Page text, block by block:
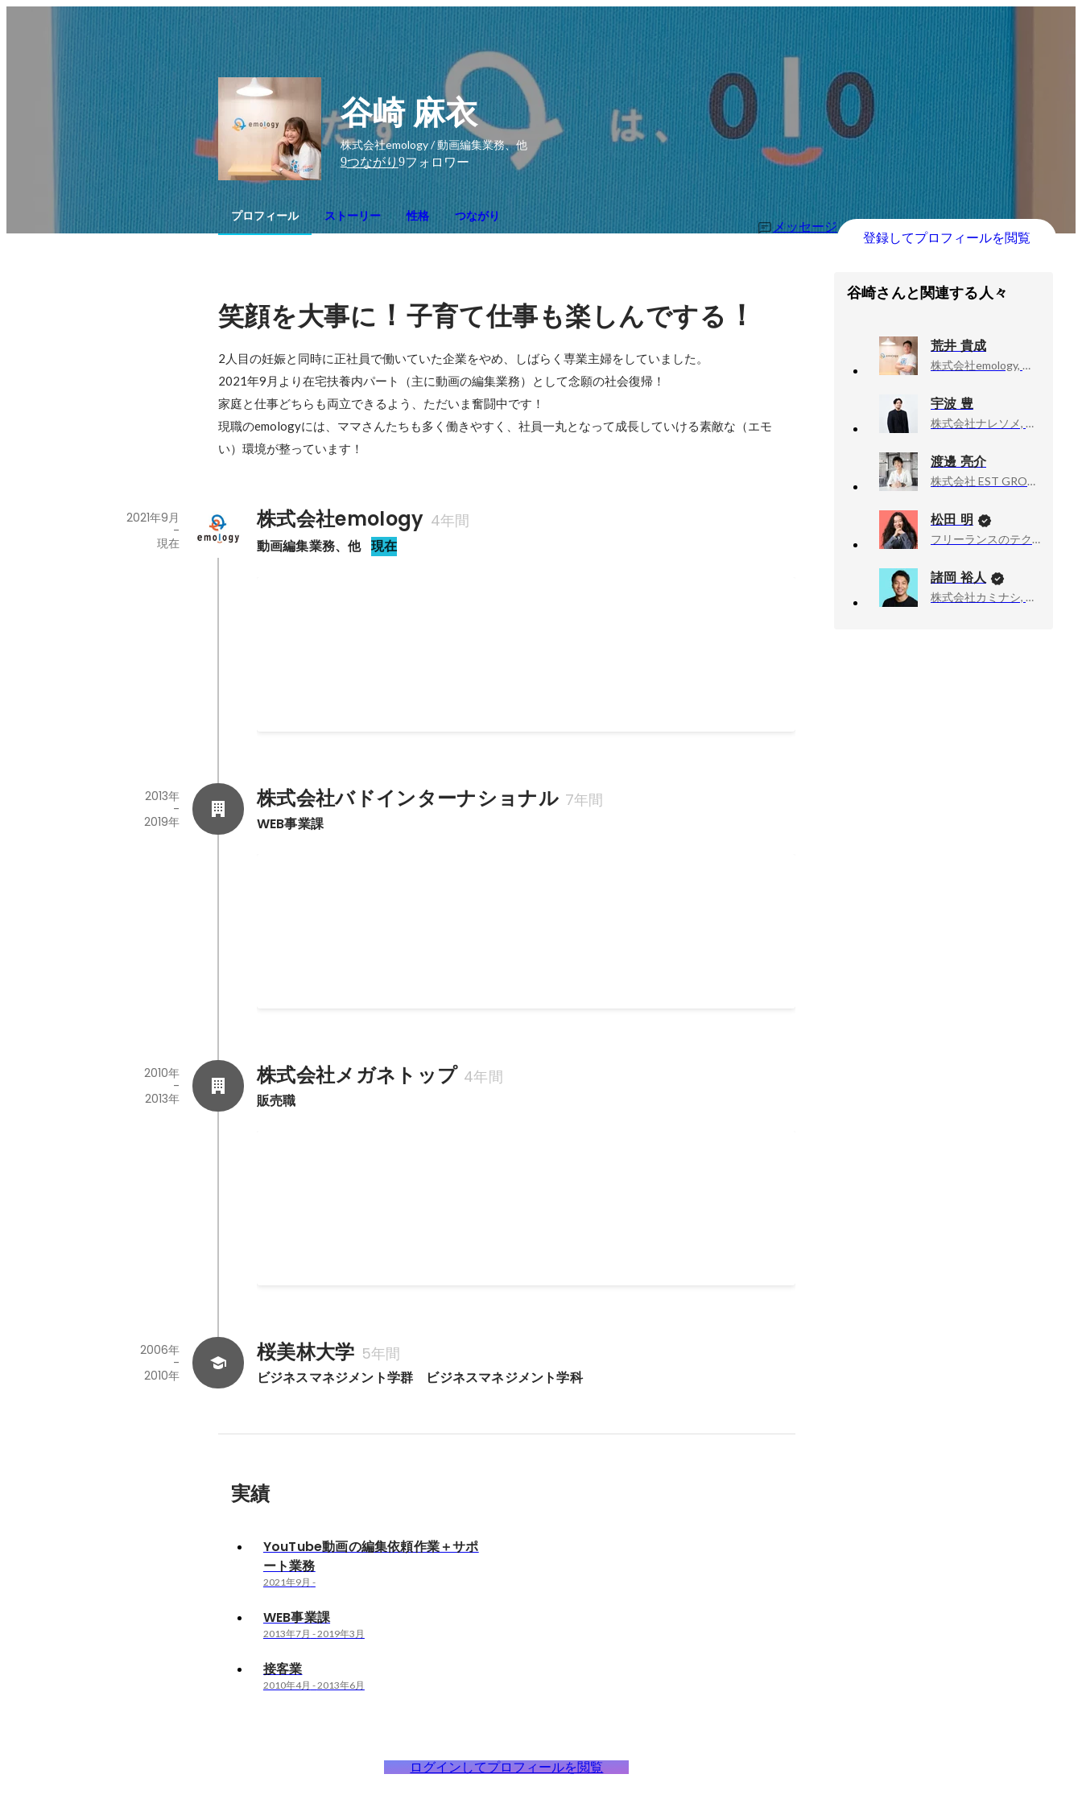
谷崎 麻衣
株式会社emology / 動画編集業務、他
9つながり 9フォロワー
プロフィール ストーリー 性格 つながり
メッセージ
登録してプロフィールを閲覧
笑顔を大事に ！ 子育て仕事も楽しんでする ！
2人目の妊娠と同時に正社員で働いていた企業をやめ、しばらく専業主婦をしていました。
2021年9月より在宅扶養内パート（主に動画の編集業務）として念願の社会復帰！
家庭と仕事どちらも両立できるよう、ただいま奮闘中です！
現職のemologyには、ママさんたちも多く働きやすく、社員一丸となって成長していける素敵な（エモ
い）環境が整っています！
株式会社emology 4年間
動画編集業務、他 現在
2021年9月
-
現在
株式会社バドインターナショナル 7年間
WEB事業課
2013年
-
2019年
株式会社メガネトップ 4年間
販売職
2010年
-
2013年
桜美林大学 5年間
ビジネスマネジメント学群　ビジネスマネジメント学科
2006年
-
2010年
実績
YouTube動画の編集依頼作業＋サポ
ート業務
2021年9月 -
WEB事業課
2013年7月 -2019年3月
接客業
2010年4月 -2013年6月
ログインしてプロフィールを閲覧
谷崎さんと関連する人々
荒井 貴成
株式会社emology, 代表取締役
宇波 豊
株式会社ナレソメ, 代表取締役
渡邊 亮介
株式会社 EST GROUP, 代表取締役
松田 明
フリーランスのテクニカルアドバイザー業, 技術顧問
諸岡 裕人
株式会社カミナシ, 代表取締役